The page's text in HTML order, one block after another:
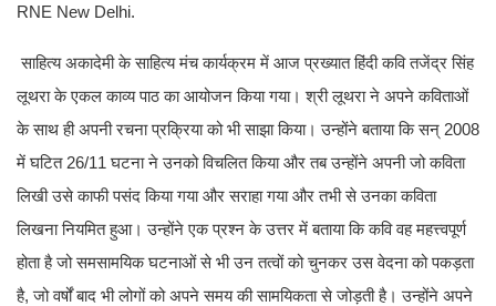
RNE New Delhi.
साहित्य अकादेमी के साहित्य मंच कार्यक्रम में आज प्रख्यात हिंदी कवि तजेंद्र सिंह
लूथरा के एकल काव्य पाठ का आयोजन किया गया। श्री लूथरा ने अपने कविताओं
के साथ ही अपनी रचना प्रक्रिया को भी साझा किया। उन्होंने बताया कि सन् 2008
में घटित 26/11 घटना ने उनको विचलित किया और तब उन्होंने अपनी जो कविता
लिखी उसे काफी पसंद किया गया और सराहा गया और तभी से उनका कविता
लिखना नियमित हुआ। उन्होंने एक प्रश्न के उत्तर में बताया कि कवि वह महत्त्वपूर्ण
होता है जो समसामयिक घटनाओं से भी उन तत्वों को चुनकर उस वेदना को पकड़ता
है, जो वर्षों बाद भी लोगों को अपने समय की सामयिकता से जोड़ती है। उन्होंने अपने